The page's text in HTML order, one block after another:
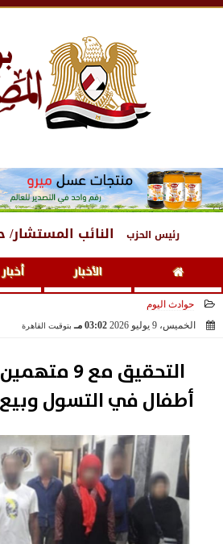
رئيس الحزب النائب
الأخبار
حوادث اليوم
الخميس، 9 يوليو 2026
03:02 مـ بتوقيت القاهرة
أطفال في التسول وبيع